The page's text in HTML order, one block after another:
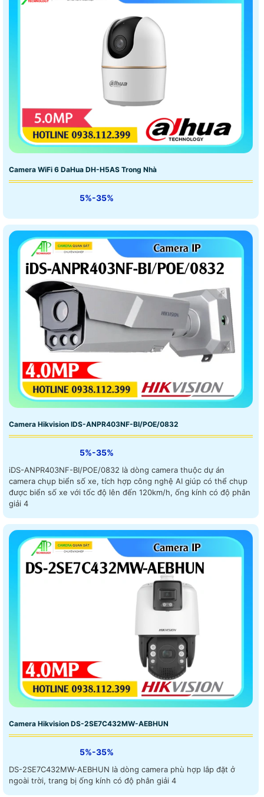
Camera WiFi 6 DaHua DH-H5AS Trong Nhà
5%-35%
Camera Hikvision IDS-ANPR403NF-BI/POE/0832
5%-35%
iDS-ANPR403NF-BI/POE/0832 là dòng camera thuộc dự án
camera chụp biển số xe, tích hợp công nghệ AI giúp có thể chụp
được biển số xe với tốc độ lên đến 120km/h, ống kính có độ phân
giải 4
Camera Hikvision DS-2SE7C432MW-AEBHUN
5%-35%
DS-2SE7C432MW-AEBHUN là dòng camera phù hợp lắp đặt ở
ngoài trời, trang bị ống kính có độ phân giải 4